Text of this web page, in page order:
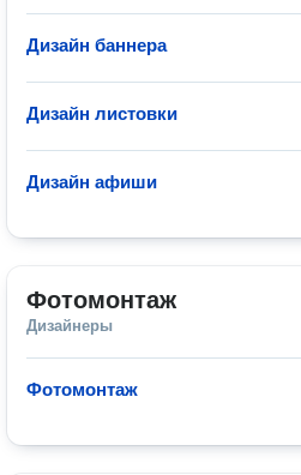
Дизайн баннера
Дизайн листовки
Дизайн афиши
Фотомонтаж
Дизайнеры
Фотомонтаж